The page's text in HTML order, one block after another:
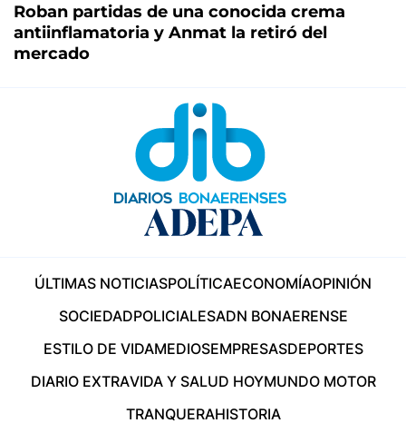
Roban partidas de una conocida crema
antiinflamatoria y Anmat la retiró del
mercado
ÚLTIMAS NOTICIASPOLÍTICAECONOMÍAOPINIÓN
SOCIEDADPOLICIALESADN BONAERENSE
ESTILO DE VIDAMEDIOSEMPRESASDEPORTES
DIARIO EXTRAVIDA Y SALUD HOYMUNDO MOTOR
TRANQUERAHISTORIA